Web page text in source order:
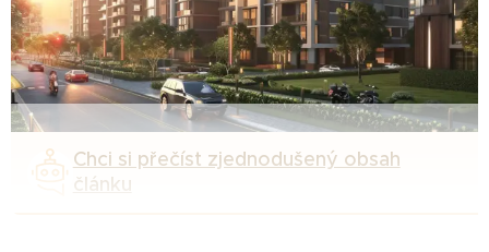
Chci si přečíst zjednodušený obsah
článku